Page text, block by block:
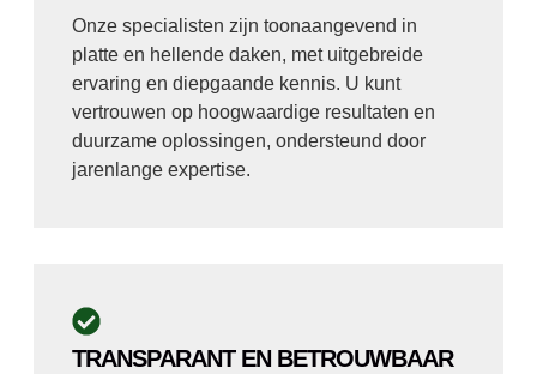
Onze specialisten zijn toonaangevend in
platte en hellende daken, met uitgebreide
ervaring en diepgaande kennis. U kunt
vertrouwen op hoogwaardige resultaten en
duurzame oplossingen, ondersteund door
jarenlange expertise.
TRANSPARANT EN BETROUWBAAR